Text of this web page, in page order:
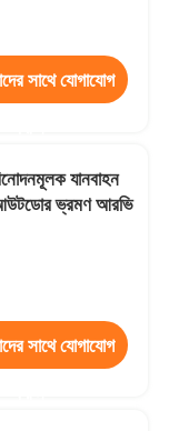
সাথে যোগাযোগ
যানবাহন
ভ্রমণ আরভি
সাথে যোগাযোগ